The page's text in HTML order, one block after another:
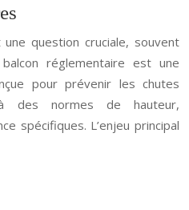
question cruciale, souvent
réglementaire est une
pour prévenir les chutes
à des normes de hauteur,
spécifiques. L’enjeu principal